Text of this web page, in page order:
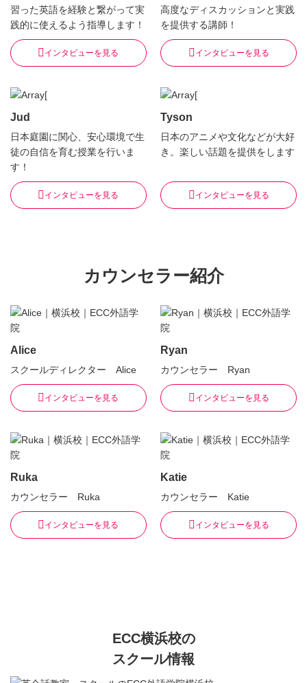
習った英語を経験と繋がって実
践的に使えるよう指導します！
インタビューを見る
高度なディスカッションと実践
を提供する講師！
インタビューを見る
Jud
日本庭園に関心、安心環境で生
徒の自信を育む授業を行いま
す！
インタビューを見る
Tyson
日本のアニメや文化などが大好
き。楽しい話題を提供をします
インタビューを見る
カウンセラー紹介
Alice
スクールディレクター Alice
インタビューを見る
Ryan
カウンセラー Ryan
インタビューを見る
Ruka
カウンセラー Ruka
インタビューを見る
Katie
カウンセラー Katie
インタビューを見る
ECC横浜校の
スクール情報